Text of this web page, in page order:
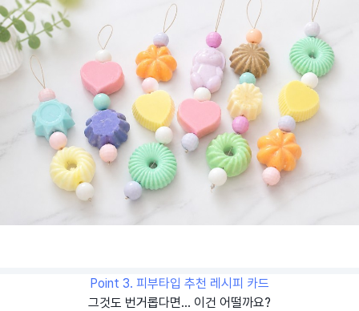
Point 3. 피부타입 추천 레시피 카드
그것도 번거롭다면... 이건 어떨까요?